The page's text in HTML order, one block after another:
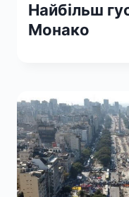
Найбільш
Монако